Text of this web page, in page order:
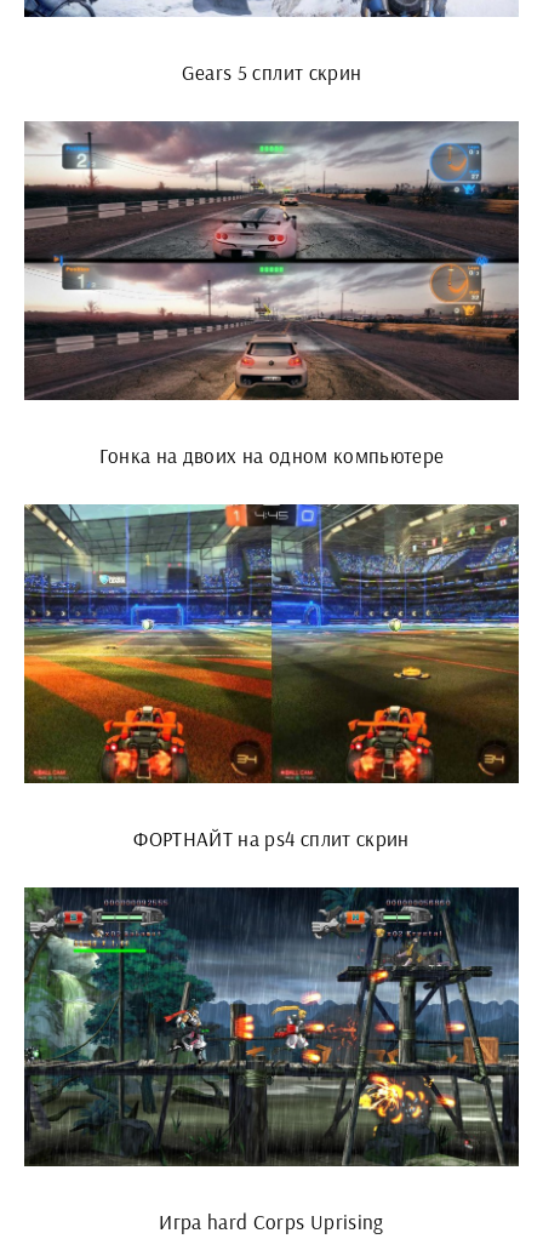
Gears 5 сплит скрин
Гонка на двоих на одном компьютере
ФОРТНАЙТ на ps4 сплит скрин
Игра hard Corps Uprising